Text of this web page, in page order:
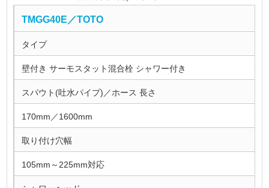
TMGG40E／TOTO
タイプ
壁付き サーモスタット混合栓 シャワー付き
スパウト(吐水パイプ)／ホース 長さ
170mm／1600mm
取り付け穴幅
105mm～225mm対応